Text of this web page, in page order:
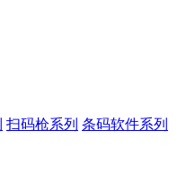
扫码枪系列 条码软件系列